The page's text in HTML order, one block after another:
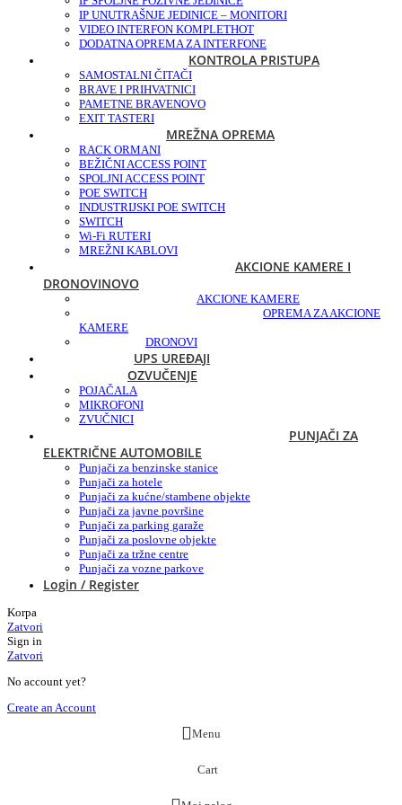
IP UNUTRAŠNJE JEDINICE – MONITORI
VIDEO INTERFON KOMPLETHOT
DODATNA OPREMA ZA INTERFONE
KONTROLA PRISTUPA
SAMOSTALNI ČITAČI
BRAVE I PRIHVATNICI
PAMETNE BRAVENOVO
EXIT TASTERI
MREŽNA OPREMA
RACK ORMANI
BEŽIČNI ACCESS POINT
SPOLJNI ACCESS POINT
POE SWITCH
INDUSTRIJSKI POE SWITCH
SWITCH
Wi-Fi RUTERI
MREŽNI KABLOVI
AKCIONE KAMERE I
DRONOVINOVO
AKCIONE KAMERE
OPREMA ZA AKCIONE
KAMERE
DRONOVI
UPS UREĐAJI
OZVUČENJE
POJAČALA
MIKROFONI
ZVUČNICI
PUNJAČI ZA
ELEKTRIČNE AUTOMOBILE
Punjači za benzinske stanice
Punjači za hotele
Punjači za kućne/stambene objekte
Punjači za javne površine
Punjači za parking garaže
Punjači za poslovne objekte
Punjači za tržne centre
Punjači za vozne parkove
Login / Register
Korpa
Zatvori
Sign in
Zatvori
No account yet?
Create an Account
Menu
Cart